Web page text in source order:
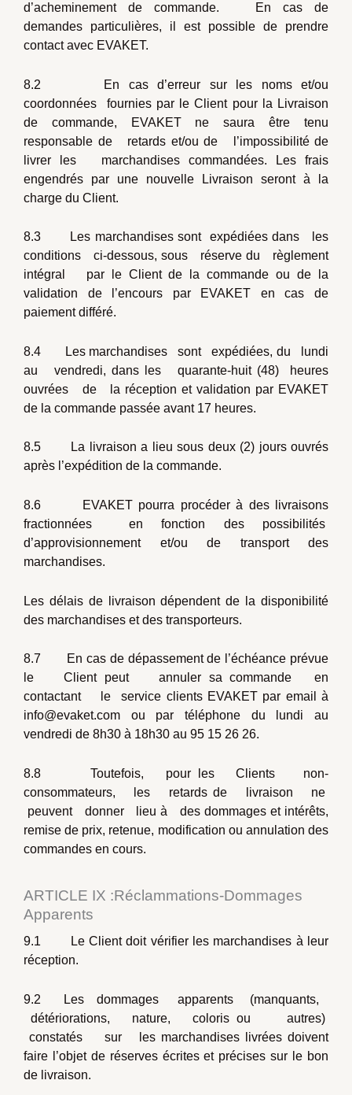
d’acheminement de commande. En cas de
demandes particulières, il est possible de prendre
contact avec EVAKET.
8.2 En cas d’erreur sur les noms et/ou
coordonnées fournies par le Client pour la Livraison
de commande, EVAKET ne saura être tenu
responsable de retards et/ou de l’impossibilité de
livrer les marchandises commandées. Les frais
engendrés par une nouvelle Livraison seront à la
charge du Client.
8.3 Les marchandises sont expédiées dans les
conditions ci-dessous, sous réserve du règlement
intégral par le Client de la commande ou de la
validation de l’encours par EVAKET en cas de
paiement différé.
8.4 Les marchandises sont expédiées, du lundi
au vendredi, dans les quarante-huit (48) heures
ouvrées de la réception et validation par EVAKET
de la commande passée avant 17 heures.
8.5 La livraison a lieu sous deux (2) jours ouvrés
après l’expédition de la commande.
8.6 EVAKET pourra procéder à des livraisons
fractionnées en fonction des possibilités
d’approvisionnement et/ou de transport des
marchandises.
Les délais de livraison dépendent de la disponibilité
des marchandises et des transporteurs.
8.7 En cas de dépassement de l’échéance prévue
le Client peut annuler sa commande en
contactant le service clients EVAKET par email à
info@evaket.com ou par téléphone du lundi au
vendredi de 8h30 à 18h30 au 95 15 26 26.
8.8 Toutefois, pour les Clients non-
consommateurs, les retards de livraison ne
peuvent donner lieu à des dommages et intérêts,
remise de prix, retenue, modification ou annulation des
commandes en cours.
ARTICLE IX :Réclammations-Dommages
Apparents
9.1 Le Client doit vérifier les marchandises à leur
réception.
9.2 Les dommages apparents (manquants,
détériorations, nature, coloris ou autres)
constatés sur les marchandises livrées doivent
faire l’objet de réserves écrites et précises sur le bon
de livraison.